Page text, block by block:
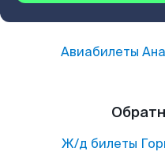
Авиабилеты
Ж/д билеты